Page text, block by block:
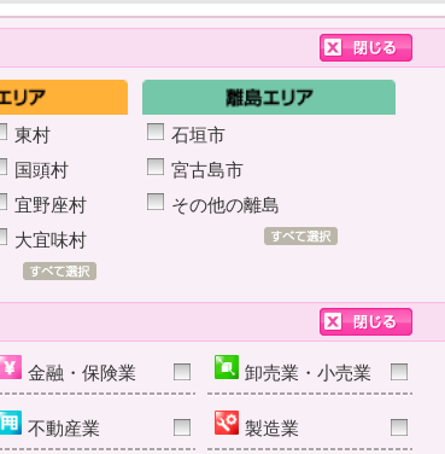
東村
国頭村
宜野座村
大宜味村
石垣市
宮古島市
その他の離島
金融・保険業 卸売業・小売業
不動産業 製造業